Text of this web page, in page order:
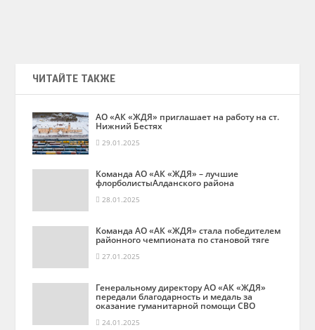
ЧИТАЙТЕ ТАКЖЕ
АО «АК «ЖДЯ» приглашает на работу на ст.
Нижний Бестях
29.01.2025
Команда АО «АК «ЖДЯ» – лучшие
флорболистыАлданского района
28.01.2025
Команда АО «АК «ЖДЯ» стала победителем
районного чемпионата по становой тяге
27.01.2025
Генеральному директору АО «АК «ЖДЯ»
передали благодарность и медаль за
оказание гуманитарной помощи СВО
24.01.2025